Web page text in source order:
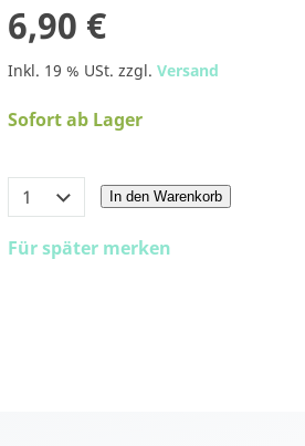
6,90 €
Inkl. 19 % USt. zzgl. Versand
Sofort ab Lager
In den Warenkorb
Für später merken